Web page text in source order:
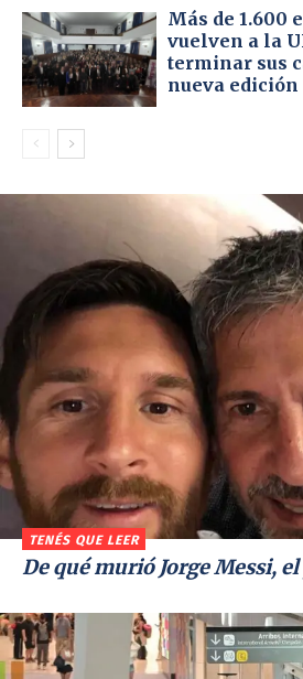
u
d
i
o
Más de 1.600
vuelven a la
terminar sus
nueva edición
TENÉS QUE LEER
De qué murió Jorge Messi,